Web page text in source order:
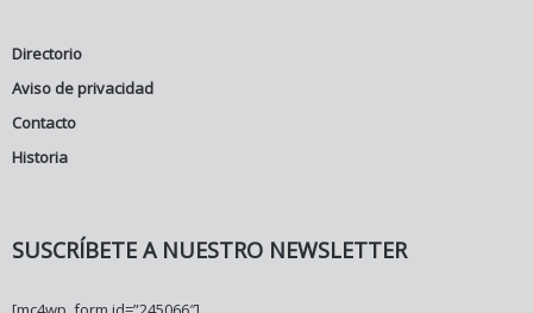
Directorio
Aviso de privacidad
Contacto
Historia
SUSCRÍBETE A NUESTRO NEWSLETTER